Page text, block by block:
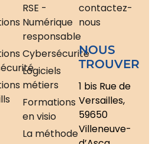
RSE -
Numérique
responsable
Cybersécurité
Logiciels
métiers
Formations
en visio
La méthode
contactez-
nous
NOUS
TROUVER
1 bis Rue de
Versailles,
59650
Villeneuve-